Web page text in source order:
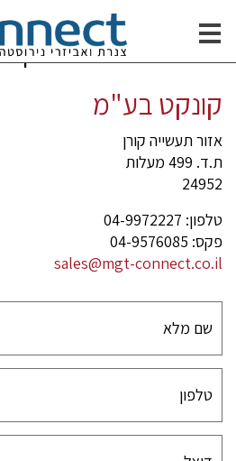
נשמים נירוסטה /
צרו
קונקט בע"מ
אזור תעשייה קורן
ת.ד. 499 מעלות
24952
טלפון: 04-9972227
פקס: 04-9576085
sales@mgt-connect.co.il